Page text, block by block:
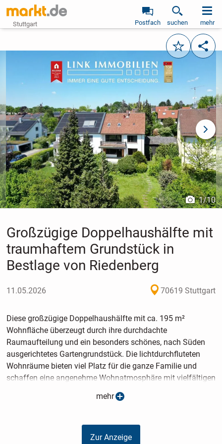
Stuttgart Postfach suchen mehr
Merken
vorheriges Bild
1/10
Großzügige Doppelhaushälfte mit
traumhaftem Grundstück in
Bestlage von Riedenberg
11.05.2026 70619 Stuttgart
Diese großzügige Doppelhaushälfte mit ca. 195 m²
Wohnfläche überzeugt durch ihre durchdachte
Raumaufteilung und ein besonders schönes, nach Süden
ausgerichtetes Gartengrundstück. Die lichtdurchfluteten
Wohnräume bieten viel Platz für die ganze Familie und
schaffen eine angenehme Wohnatmosphäre mit vielfältigen
Nutzflächen, die sich flexibel als Hobbyraum, Werkstatt,
Fitnessbereich oder Stauraum nutzen lassen. Auch hier
mehr
Zur Anzeige